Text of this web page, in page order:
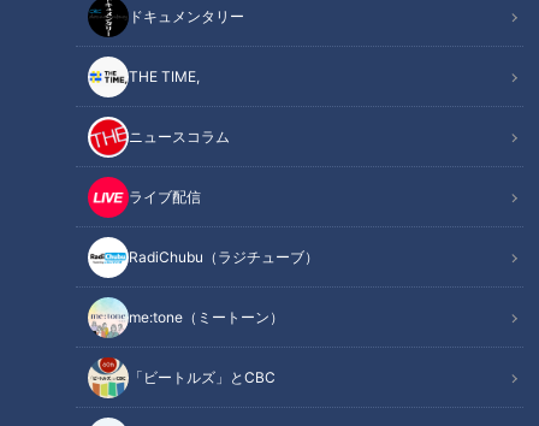
ドキュメンタリー
THE TIME,
ニュースコラム
ライブ配信
RadiChubu（ラジチューブ）
me:tone（ミートーン）
「ビートルズ」とCBC
まされる事の多い時期です。そこで今回は、髪・頭皮のトラブ
ルを徹底リサーチ。意外と知らない正しい髪の洗い方もご紹介
します。
薄毛について
白髪について
フケについて
髪・頭皮を健康に保つために「正しい髪の洗い方」
オススメ関連コンテンツ